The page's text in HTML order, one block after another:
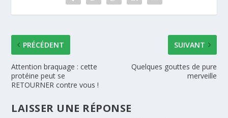
PRÉCÉDENT
Attention braquage : cette
protéine peut se
RETOURNER contre vous !
SUIVANT
Quelques gouttes de pure
merveille
LAISSER UNE RÉPONSE